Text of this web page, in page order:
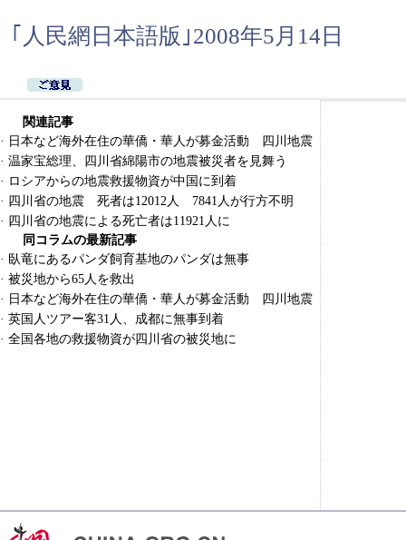
｢人民網日本語版｣2008年5月14日
関連記事
· 日本など海外在住の華僑・華人が募金活動 四川地震
· 温家宝総理、四川省綿陽市の地震被災者を見舞う
· ロシアからの地震救援物資が中国に到着
· 四川省の地震 死者は12012人 7841人が行方不明
· 四川省の地震による死亡者は11921人に
同コラムの最新記事
· 臥竜にあるパンダ飼育基地のパンダは無事
· 被災地から65人を救出
· 日本など海外在住の華僑・華人が募金活動 四川地震
· 英国人ツアー客31人、成都に無事到着
· 全国各地の救援物資が四川省の被災地に